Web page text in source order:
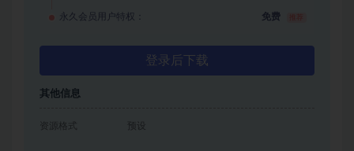
永久会员用户特权： 免费
登录后下载
其他信息
资源格式 预设